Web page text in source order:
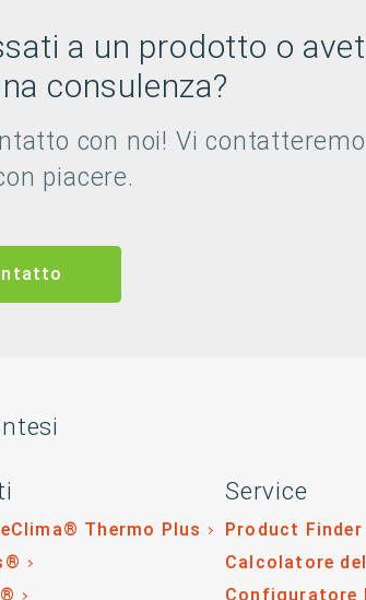
a un prodotto o
consulenza?
con noi! Vi
piacere.
Thermo Plus
Service
Product Finder
Calcolatore
Configuratore